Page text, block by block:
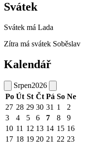
Svátek
Svátek má Lada
Zítra má svátek Soběslav
Kalendář
Srpen2026
Po Út St Čt Pá So Ne
27 28 29 30 31 1
2
3
4 5 6 7 8
9
10 11 12 13 14 15 16
17 18 19 20 21 22 23